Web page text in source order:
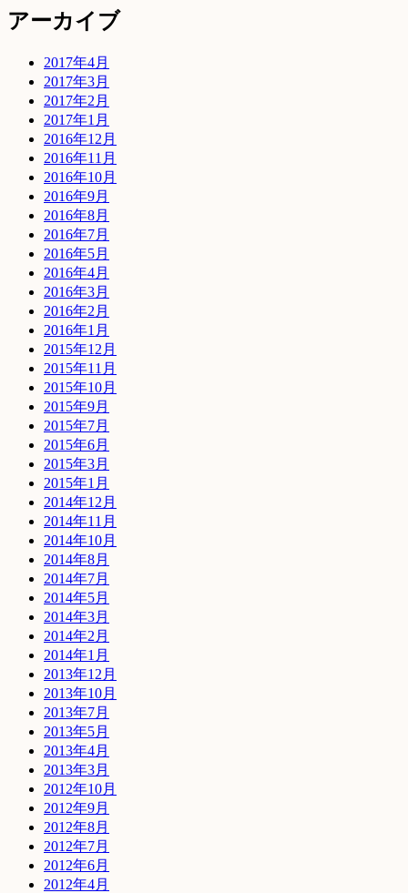
アーカイブ
2017年4月
2017年3月
2017年2月
2017年1月
2016年12月
2016年11月
2016年10月
2016年9月
2016年8月
2016年7月
2016年5月
2016年4月
2016年3月
2016年2月
2016年1月
2015年12月
2015年11月
2015年10月
2015年9月
2015年7月
2015年6月
2015年3月
2015年1月
2014年12月
2014年11月
2014年10月
2014年8月
2014年7月
2014年5月
2014年3月
2014年2月
2014年1月
2013年12月
2013年10月
2013年7月
2013年5月
2013年4月
2013年3月
2012年10月
2012年9月
2012年8月
2012年7月
2012年6月
2012年4月